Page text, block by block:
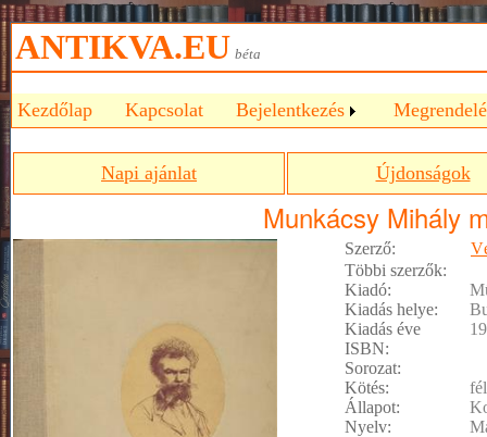
ANTIKVA.EU béta
Kezdőlap Kapcsolat Bejelentkezés
Napi ajánlat Újdonságok
Munkácsy Mihály
Szerző:
Többi szerzők:
Kiadó:
Kiadás helye:
Kiadás éve
ISBN:
Sorozat:
Kötés:
Állapot:
Nyelv: